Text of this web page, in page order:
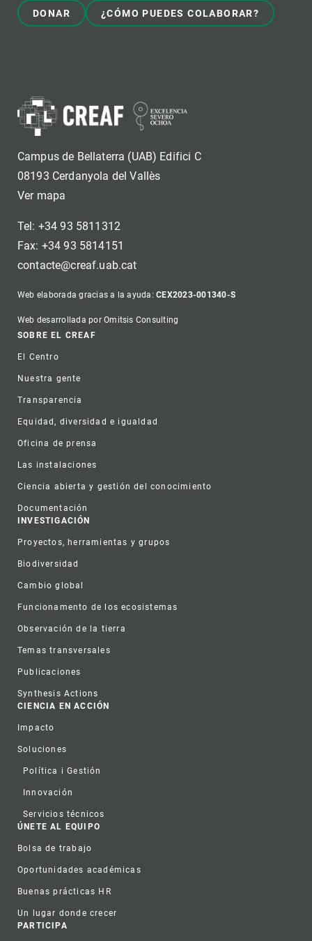
DONAR ¿CÓMO PUEDES COLABORAR?
Campus de Bellaterra (UAB) Edifici C
08193 Cerdanyola del Vallès
Ver mapa
Tel: +34 93 5811312
Fax: +34 93 5814151
contacte@creaf.uab.cat
Web elaborada gracias a la ayuda:CEX2023-001340-S
Web desarrollada por Omitsis Consulting
Footer
SOBRE EL CREAF
El Centro
Nuestra gente
Transparencia
Equidad, diversidad e igualdad
Oficina de prensa
Las instalaciones
Ciencia abierta y gestión del conocimiento
Documentación
INVESTIGACIÓN
Proyectos, herramientas y grupos
Biodiversidad
Cambio global
Funcionamento de los ecosistemas
Observación de la tierra
Temas transversales
Publicaciones
Synthesis Actions
CIENCIA EN ACCIÓN
Impacto
Soluciones
Política i Gestión
Innovación
Servicios técnicos
ÚNETE AL EQUIPO
Bolsa de trabajo
Oportunidades académicas
Buenas prácticas HR
Un lugar donde crecer
PARTICIPA